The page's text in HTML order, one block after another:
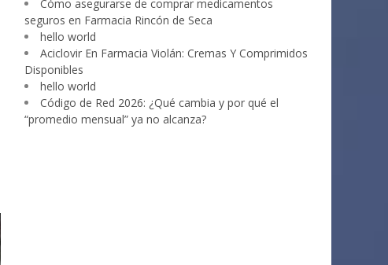
Cómo asegurarse de comprar medicamentos
seguros en Farmacia Rincón de Seca
hello world
Aciclovir En Farmacia Violán: Cremas Y Comprimidos
Disponibles
hello world
Código de Red 2026: ¿Qué cambia y por qué el
“promedio mensual” ya no alcanza?